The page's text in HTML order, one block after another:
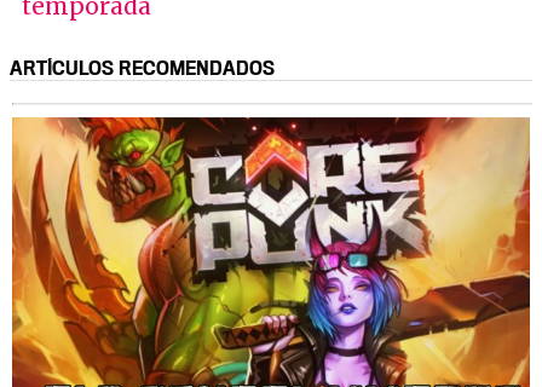
ARTÍCULOS RECOMENDADOS